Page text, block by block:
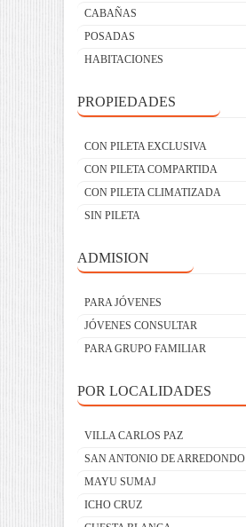
CABAÑAS
POSADAS
HABITACIONES
PROPIEDADES
CON PILETA EXCLUSIVA
CON PILETA COMPARTIDA
CON PILETA CLIMATIZADA
SIN PILETA
ADMISION
PARA JÓVENES
JÓVENES CONSULTAR
PARA GRUPO FAMILIAR
POR LOCALIDADES
VILLA CARLOS PAZ
SAN ANTONIO DE ARREDONDO
MAYU SUMAJ
ICHO CRUZ